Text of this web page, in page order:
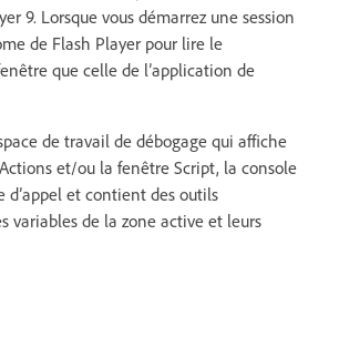
9. Lorsque vous démarrez une session
de Flash Player pour lire le
que celle de l’application de
de travail de débogage qui affiche
et/ou la fenêtre Script, la console
d’appel et contient des outils
variables de la zone active et leurs